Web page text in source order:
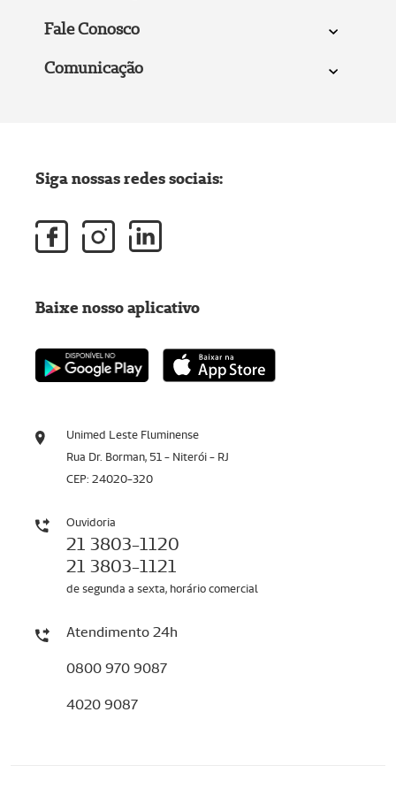
Fale Conosco
Comunicação
Unimed Leste Fluminense
Rua Dr. Borman, 51 - Niterói - RJ
CEP: 24020-320
Ouvidoria
21 3803-1120
21 3803-1121
de segunda a sexta, horário comercial
Atendimento 24h
0800 970 9087
4020 9087
Siga nossas redes sociais:
Baixe nosso aplicativo